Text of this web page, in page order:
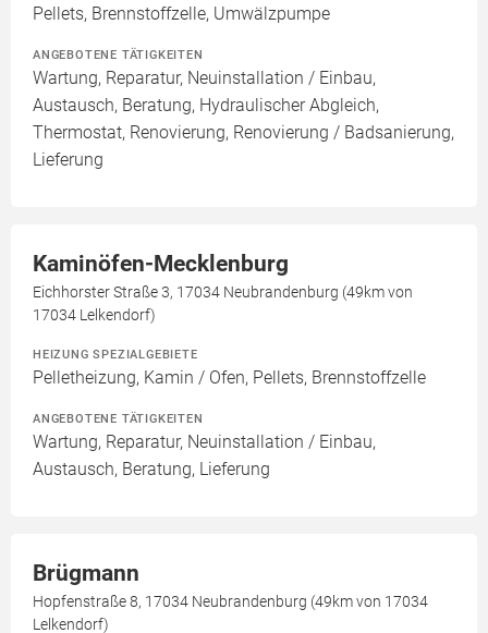
Pellets, Brennstoffzelle, Umwälzpumpe
ANGEBOTENE TÄTIGKEITEN
Wartung, Reparatur, Neuinstallation / Einbau,
Austausch, Beratung, Hydraulischer Abgleich,
Thermostat, Renovierung, Renovierung / Badsanierung,
Lieferung
Kaminöfen-Mecklenburg
Eichhorster Straße 3, 17034 Neubrandenburg (49km von
17034 Lelkendorf)
HEIZUNG SPEZIALGEBIETE
Pelletheizung, Kamin / Ofen, Pellets, Brennstoffzelle
ANGEBOTENE TÄTIGKEITEN
Wartung, Reparatur, Neuinstallation / Einbau,
Austausch, Beratung, Lieferung
Brügmann
Hopfenstraße 8, 17034 Neubrandenburg (49km von 17034
Lelkendorf)